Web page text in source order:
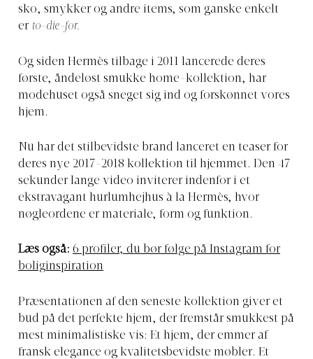
sko, smykker og andre items, som ganske enkelt
er to-die-for.
Og siden Hermès tilbage i 2011 lancerede deres
første, åndeløst smukke home-kollektion, har
modehuset også sneget sig ind og forskønnet vores
hjem.
Nu har det stilbevidste brand lanceret en teaser for
deres nye 2017-2018 kollektion til hjemmet. Den 47
sekunder lange video inviterer indenfor i et
ekstravagant hurlumhejhus à la Hermès, hvor
nøgleordene er materiale, form og funktion.
Læs også: 6 profiler, du bør følge på Instagram for
boliginspiration
Præsentationen af den seneste kollektion giver et
bud på det perfekte hjem, der fremstår smukkest på
mest minimalistiske vis: Et hjem, der emmer af
fransk elegance og kvalitetsbevidste møbler. Et